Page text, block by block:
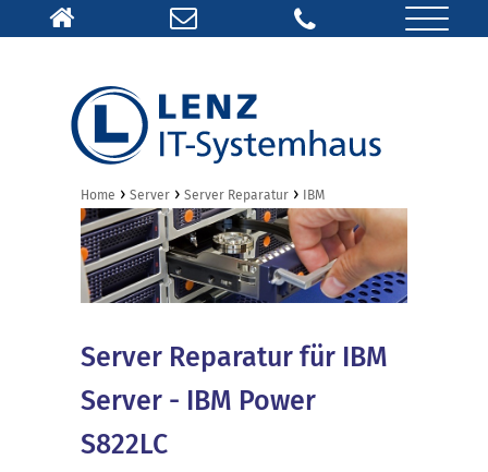
Home › Server › Server Reparatur › IBM
Server Reparatur für IBM
Server - IBM Power
S822LC